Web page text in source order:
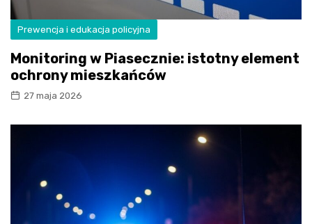
Prewencja i edukacja policyjna
Monitoring w Piasecznie: istotny element
ochrony mieszkańców
27 maja 2026